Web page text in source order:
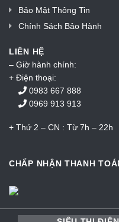
Bảo Mật Thông Tin
Chính Sách Bảo Hành
LIÊN HỆ
– Giờ hành chính:
+ Điện thoại:
0983 667 888
0969 913 913
+ Thứ 2 – CN : Từ 7h – 22h
CHẤP NHẬN THANH